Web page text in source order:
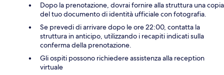
Dopo la prenotazione, dovrai fornire alla struttura una copia
del tuo documento di identità ufficiale con fotografia.
Se prevedi di arrivare dopo le ore 22:00, contatta la
struttura in anticipo, utilizzando i recapiti indicati sulla
conferma della prenotazione.
Gli ospiti possono richiedere assistenza alla reception
virtuale